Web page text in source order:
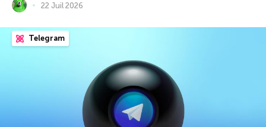
22 Juil 2026
Telegram